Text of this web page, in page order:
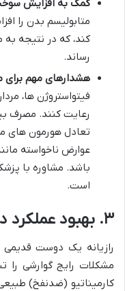
کمک به افزایش
متابولیسم بدن را
کند، که در نتیجه
رساند.
هشدارهای مهم برای
فیتواستروژن ها،
رعایت کنند. مصرف
تعادل هورمون های
عوارض ناخواسته
باشد. مشاوره با
است.
۳. بهبود عملکرد دستگاه گوارش
رازیانه یک دوست
مشکلات رایج گوارشی
کارمیناتیو (ضدنفخ)